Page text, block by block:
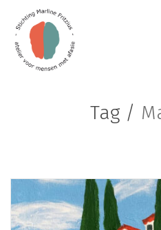
Tag /